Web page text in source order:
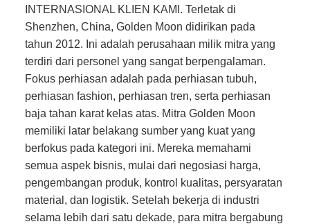
INTERNASIONAL KLIEN KAMI. Terletak di
Shenzhen, China, Golden Moon didirikan pada
tahun 2012. Ini adalah perusahaan milik mitra yang
terdiri dari personel yang sangat berpengalaman.
Fokus perhiasan adalah pada perhiasan tubuh,
perhiasan fashion, perhiasan tren, serta perhiasan
baja tahan karat kelas atas. Mitra Golden Moon
memiliki latar belakang sumber yang kuat yang
berfokus pada kategori ini. Mereka memahami
semua aspek bisnis, mulai dari negosiasi harga,
pengembangan produk, kontrol kualitas, persyaratan
material, dan logistik. Setelah bekerja di industri
selama lebih dari satu dekade, para mitra bergabung